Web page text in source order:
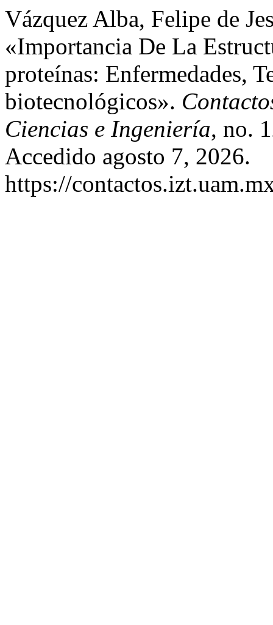
Vázquez Alba, Felipe de
«Importancia De La
proteínas: Enfermedades,
biotecnológicos».
Ciencias e Ingeniería, no.
Accedido agosto 7, 2026.
https://